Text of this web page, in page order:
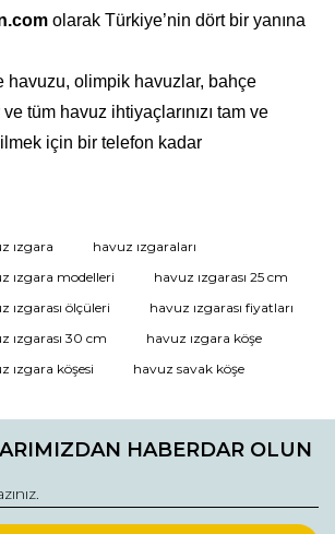
olarak Türkiye’nin dört bir yanına
havuzu, olimpik havuzlar, bahçe
tüm havuz ihtiyaçlarınızı tam ve
için bir telefon kadar
ürüne ilk yorumu siz yapın!
Yorum Yaz
ızgara
havuz ızgaraları
ızgara modelleri
havuz ızgarası 25 cm
ızgarası ölçüleri
havuz ızgarası fiyatları
ızgarası 30 cm
havuz ızgara köşe
ızgara köşesi
havuz savak köşe
HABERDAR OLUN